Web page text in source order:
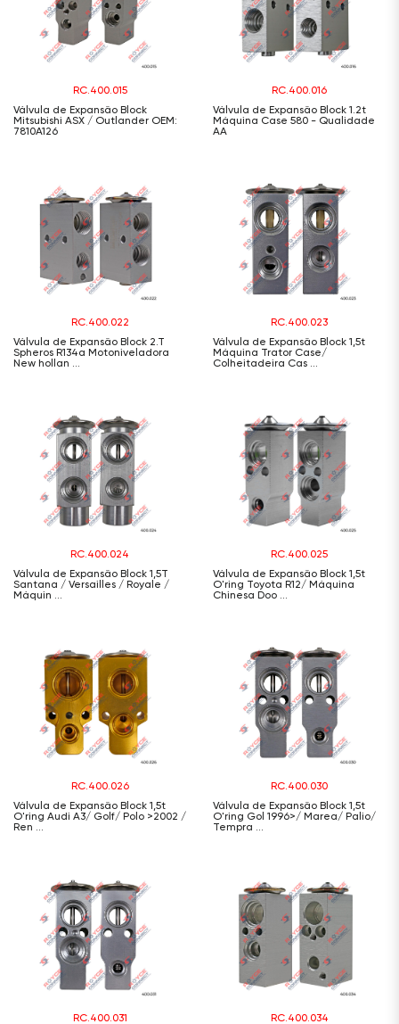
RC.400.015
Válvula de Expansão Block
Mitsubishi ASX / Outlander OEM:
7810A126
RC.400.016
Válvula de Expansão Block 1.2t
Máquina Case 580 - Qualidade
AA
RC.400.022
Válvula de Expansão Block 2.T
Spheros R134a Motoniveladora
New hollan ...
RC.400.023
Válvula de Expansão Block 1,5t
Máquina Trator Case/
Colheitadeira Cas ...
RC.400.024
Válvula de Expansão Block 1,5T
Santana / Versailles / Royale /
Máquin ...
RC.400.025
Válvula de Expansão Block 1,5t
O'ring Toyota R12/ Máquina
Chinesa Doo ...
RC.400.026
Válvula de Expansão Block 1,5t
O'ring Audi A3/ Golf/ Polo >2002 /
Ren ...
RC.400.030
Válvula de Expansão Block 1,5t
O'ring Gol 1996>/ Marea/ Palio/
Tempra ...
RC.400.031 RC.400.034